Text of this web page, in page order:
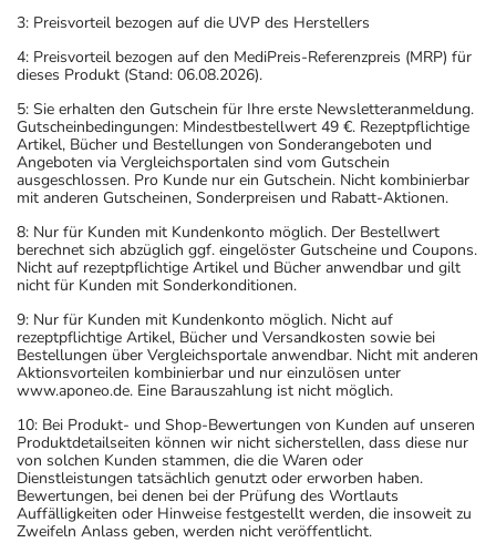
3: Preisvorteil bezogen auf die UVP des Herstellers
4: Preisvorteil bezogen auf den MediPreis-Referenzpreis (MRP) für
dieses Produkt (Stand: 06.08.2026).
5: Sie erhalten den Gutschein für Ihre erste Newsletteranmeldung.
Gutscheinbedingungen: Mindestbestellwert 49 €. Rezeptpflichtige
Artikel, Bücher und Bestellungen von Sonderangeboten und
Angeboten via Vergleichsportalen sind vom Gutschein
ausgeschlossen. Pro Kunde nur ein Gutschein. Nicht kombinierbar
mit anderen Gutscheinen, Sonderpreisen und Rabatt-Aktionen.
8: Nur für Kunden mit Kundenkonto möglich. Der Bestellwert
berechnet sich abzüglich ggf. eingelöster Gutscheine und Coupons.
Nicht auf rezeptpflichtige Artikel und Bücher anwendbar und gilt
nicht für Kunden mit Sonderkonditionen.
9: Nur für Kunden mit Kundenkonto möglich. Nicht auf
rezeptpflichtige Artikel, Bücher und Versandkosten sowie bei
Bestellungen über Vergleichsportale anwendbar. Nicht mit anderen
Aktionsvorteilen kombinierbar und nur einzulösen unter
www.aponeo.de. Eine Barauszahlung ist nicht möglich.
10: Bei Produkt- und Shop-Bewertungen von Kunden auf unseren
Produktdetailseiten können wir nicht sicherstellen, dass diese nur
von solchen Kunden stammen, die die Waren oder
Dienstleistungen tatsächlich genutzt oder erworben haben.
Bewertungen, bei denen bei der Prüfung des Wortlauts
Auffälligkeiten oder Hinweise festgestellt werden, die insoweit zu
Zweifeln Anlass geben, werden nicht veröffentlicht.